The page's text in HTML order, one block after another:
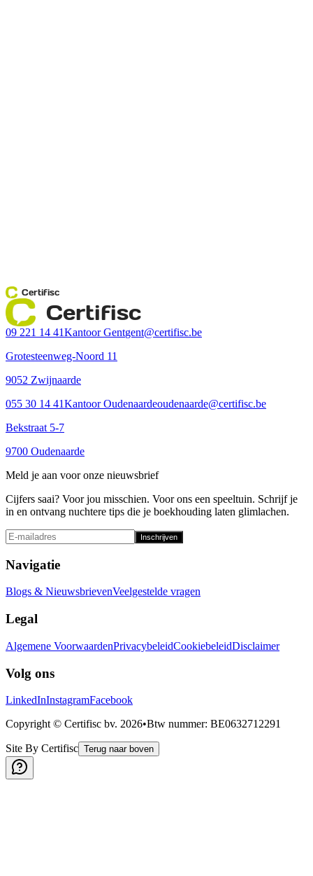
Certifisc
Certifisc
09 221 14 41Kantoor Gentgent@certifisc.be
Grotesteenweg-Noord 11
9052 Zwijnaarde
055 30 14 41Kantoor Oudenaardeoudenaarde@certifisc.be
Bekstraat 5-7
9700 Oudenaarde
Meld je aan voor onze nieuwsbrief
Cijfers saai? Voor jou misschien. Voor ons een speeltuin. Schrijf je
in en ontvang nuchtere tips die je boekhouding laten glimlachen.
Inschrijven
Navigatie
Blogs & NieuwsbrievenVeelgestelde vragen
Legal
Algemene VoorwaardenPrivacybeleidCookiebeleidDisclaimer
Volg ons
LinkedInInstagramFacebook
Copyright © Certifisc bv. 2026•Btw nummer: BE0632712291
Site By Certifisc Terug naar boven